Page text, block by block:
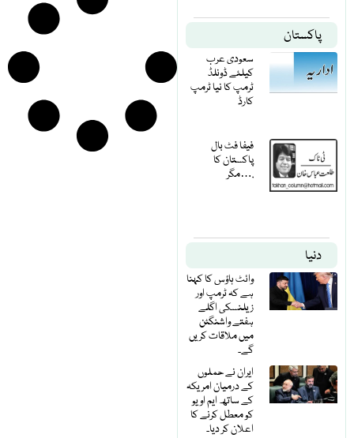
پاکستان
سعودی عرب
کیلئے ڈونلڈ
ٹرمپ کا نیا ٹرمپ
کارڈ
فیفا فٹ بال
پاکستان کا
مگر….
دنیا
وائٹ ہاؤس کا کہنا
ہے کہ ٹرمپ اور
زیلنسکی اگلے
ہفتے واشنگٹن
میں ملاقات کریں
گے۔
ایران نے حملوں
کے درمیان امریکہ
کے ساتھ ایم او یو
کو معطل کرنے کا
اعلان کر دیا۔